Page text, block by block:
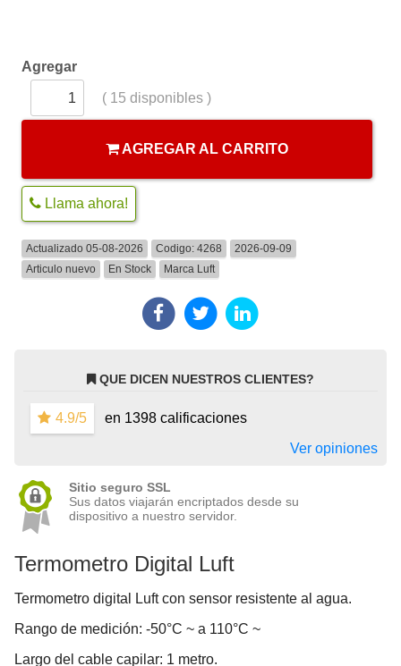
Agregar
( 15disponibles )
AGREGAR AL CARRITO
Llama ahora!
Actualizado 05-08-2026 Codigo:4268
2026-09-09
Articulo nuevo
En Stock Marca Luft
QUE DICEN NUESTROS CLIENTES?
4.9/5
en 1398 calificaciones
Ver opiniones
Sitio seguro SSL
Sus datos viajarán encriptados desde su
dispositivo a nuestro servidor.
Termometro Digital Luft
Termometro digital Luft con sensor resistente al agua.
Rango de medición: -50°C ~ a 110°C ~
Largo del cable capilar: 1 metro.